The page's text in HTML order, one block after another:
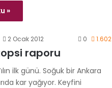
»
2 Ocak 2012 0 1.602
raporu
ilk günü. Soğuk bir Ankara
kar yağıyor. Keyfini